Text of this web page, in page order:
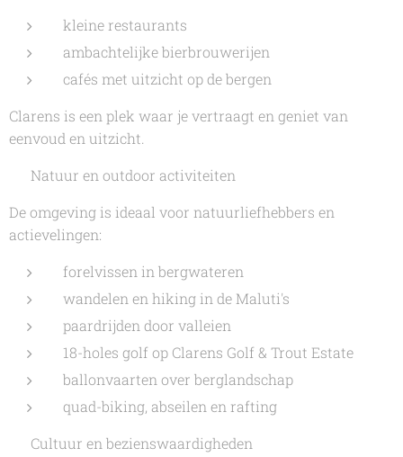
kleine restaurants
ambachtelijke bierbrouwerijen
cafés met uitzicht op de bergen
Clarens is een plek waar je vertraagt en geniet van
eenvoud en uitzicht.
🌿 Natuur en outdoor activiteiten
De omgeving is ideaal voor natuurliefhebbers en
actievelingen:
forelvissen in bergwateren
wandelen en hiking in de Maluti's
paardrijden door valleien
18-holes golf op Clarens Golf & Trout Estate
ballonvaarten over berglandschap
quad-biking, abseilen en rafting
🦖 Cultuur en bezienswaardigheden